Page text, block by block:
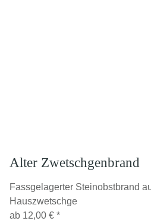
Alter Zwetschgenbrand
Fassgelagerter Steinobstbrand
Hauszwetschge
ab 12,00 € *